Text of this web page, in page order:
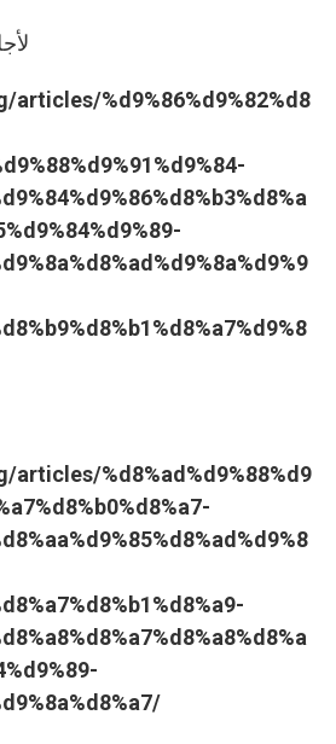
%d9%86%d9%82%d8
%d8%ad%d9%88%d9